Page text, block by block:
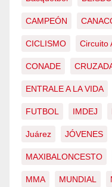
CAMPEÓN
CICLISMO Circuito
CONADE
ENTRALE A LA VIDA
FUTBOL IMDEJ
Juárez JÓVENES
MAXIBALONCESTO
MMA MUNDIAL